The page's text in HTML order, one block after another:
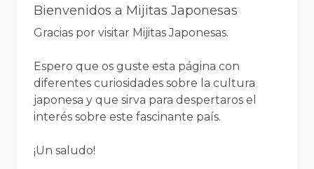
Bienvenidos a Mijitas Japonesas
Gracias por visitar Mijitas Japonesas.
Espero que os guste esta página con
diferentes curiosidades sobre la cultura
japonesa y que sirva para despertaros el
interés sobre este fascinante país.
¡Un saludo!